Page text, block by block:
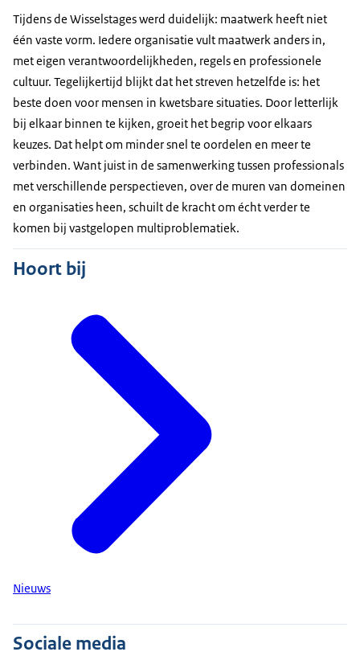
Tijdens de Wisselstages werd duidelijk: maatwerk heeft niet
één vaste vorm. Iedere organisatie vult maatwerk anders in,
met eigen verantwoordelijkheden, regels en professionele
cultuur. Tegelijkertijd blijkt dat het streven hetzelfde is: het
beste doen voor mensen in kwetsbare situaties. Door letterlijk
bij elkaar binnen te kijken, groeit het begrip voor elkaars
keuzes. Dat helpt om minder snel te oordelen en meer te
verbinden. Want juist in de samenwerking tussen professionals
met verschillende perspectieven, over de muren van domeinen
en organisaties heen, schuilt de kracht om écht verder te
komen bij vastgelopen multiproblematiek.
Hoort bij
Nieuws
Sociale media